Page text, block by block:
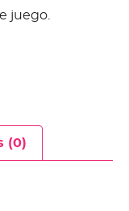
juego.
(0)